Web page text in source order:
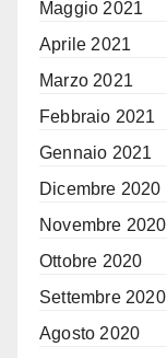
Maggio 2021
Aprile 2021
Marzo 2021
Febbraio 2021
Gennaio 2021
Dicembre 2020
Novembre 2020
Ottobre 2020
Settembre 2020
Agosto 2020